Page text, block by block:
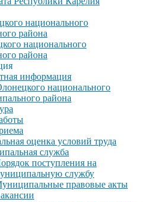
национального
района
национального
района
информация
национального
района
оценка условий труда
служба
поступления на
службу
правовые акты